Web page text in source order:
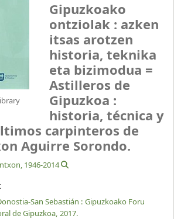
Gipuzkoako
ontziolak : azken
itsas arotzen
historia, teknika
eta bizimodua =
Astilleros de
Gipuzkoa :
historia, técnica y
carpinteros de
Aguirre Sorondo.
, 1946-2014
San Sebastián : Gipuzkoako Foru
de Gipuzkoa, 2017.